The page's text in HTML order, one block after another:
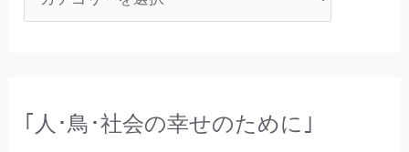
｢人･鳥･社会の幸せのために｣